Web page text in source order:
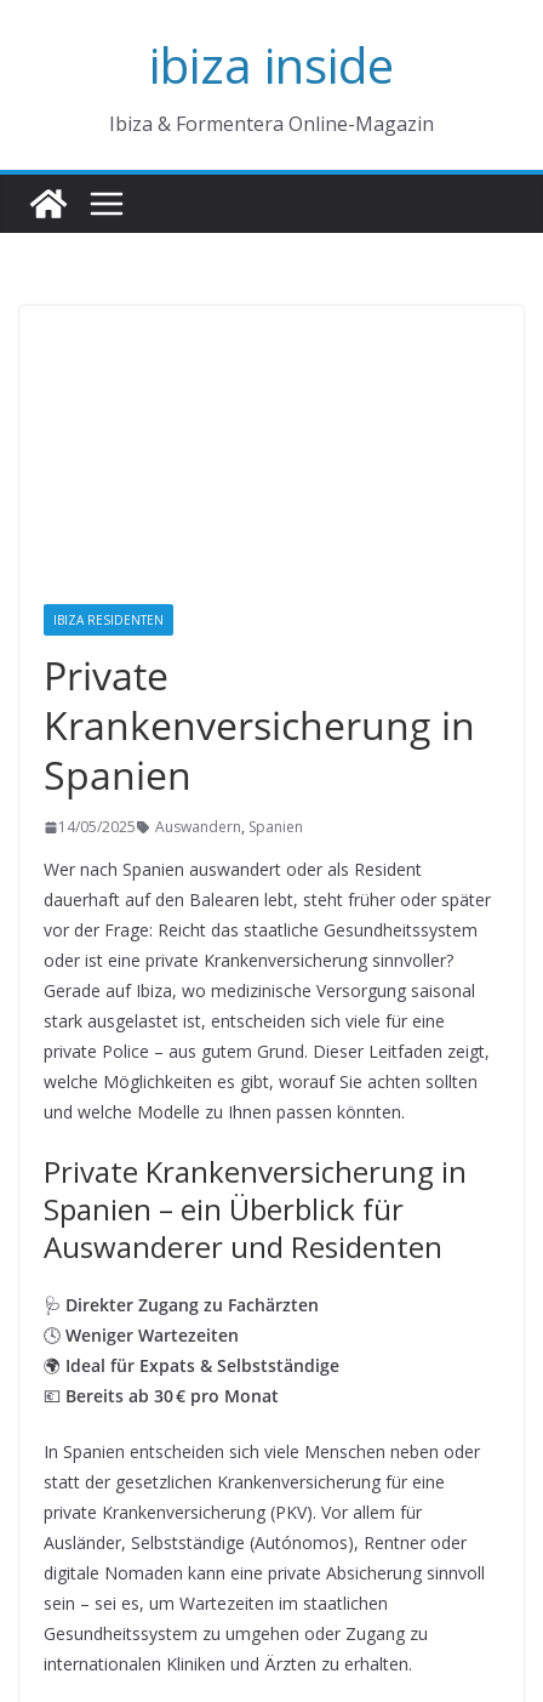
ibiza inside
Ibiza & Formentera Online-Magazin
IBIZA RESIDENTEN
Private
Krankenversicherung in
Spanien
14/05/2025 Auswandern, Spanien
Wer nach Spanien auswandert oder als Resident
dauerhaft auf den Balearen lebt, steht früher oder später
vor der Frage: Reicht das staatliche Gesundheitssystem
oder ist eine private Krankenversicherung sinnvoller?
Gerade auf Ibiza, wo medizinische Versorgung saisonal
stark ausgelastet ist, entscheiden sich viele für eine
private Police – aus gutem Grund. Dieser Leitfaden zeigt,
welche Möglichkeiten es gibt, worauf Sie achten sollten
und welche Modelle zu Ihnen passen könnten.
Private Krankenversicherung in
Spanien – ein Überblick für
Auswanderer und Residenten
🩺 Direkter Zugang zu Fachärzten
🕓 Weniger Wartezeiten
🌍 Ideal für Expats & Selbstständige
💶 Bereits ab 30 € pro Monat
In Spanien entscheiden sich viele Menschen neben oder
statt der gesetzlichen Krankenversicherung für eine
private Krankenversicherung (PKV). Vor allem für
Ausländer, Selbstständige (Autónomos), Rentner oder
digitale Nomaden kann eine private Absicherung sinnvoll
sein – sei es, um Wartezeiten im staatlichen
Gesundheitssystem zu umgehen oder Zugang zu
internationalen Kliniken und Ärzten zu erhalten.